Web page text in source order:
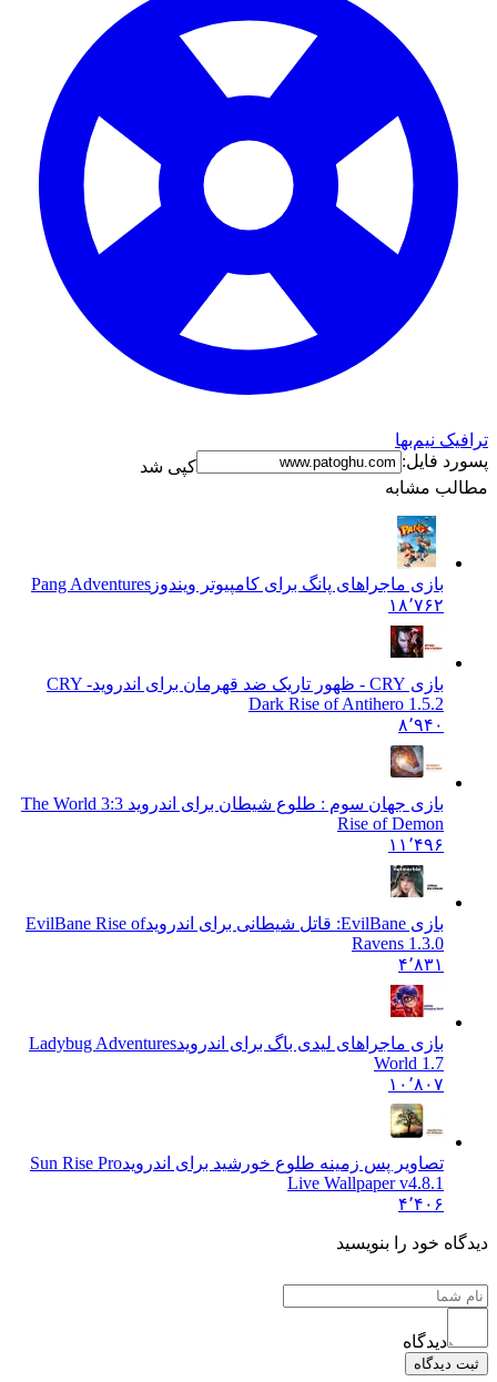
ترافیک نیم‌بها
پسورد فایل:
کپی شد
مطالب مشابه
بازی ماجراهای پانگ برای کامپیوتر ویندوز Pang Adventures
۱۸٬۷۶۲
بازی CRY - ظهور تاریک ضد قهرمان برای اندروید
CRY -
Dark Rise of Antihero 1.5.2
۸٬۹۴۰
بازی جهان سوم : طلوع شیطان برای اندروید 3:
The World 3
Rise of Demon
۱۱٬۴۹۶
بازی EvilBane: قاتل شیطانی برای اندروید
EvilBane Rise of
Ravens 1.3.0
۴٬۸۳۱
بازی ماجراهای لیدی باگ برای اندرویدLadybug Adventures
World 1.7
۱۰٬۸۰۷
تصاویر پس زمینه طلوع خورشید برای اندرویدSun Rise Pro
Live Wallpaper v4.8.1
۴٬۴۰۶
دیدگاه خود را بنویسید
دیدگاه
ثبت دیدگاه